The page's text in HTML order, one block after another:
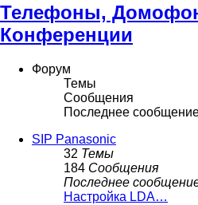
Телефоны,
Конференции
Форум
Темы
Сообщения
Последнее
SIP Panasonic
32 Темы
184 Сообщения
Последнее
Настройка LDA…